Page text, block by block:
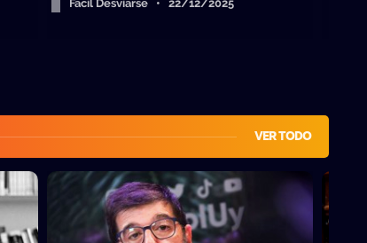
Facil Desviarse • 22/12/2025
VER TODO